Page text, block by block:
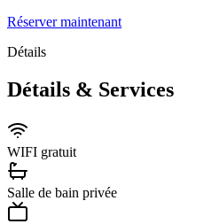
Réserver maintenant
Détails
Détails & Services
WIFI gratuit
Salle de bain privée